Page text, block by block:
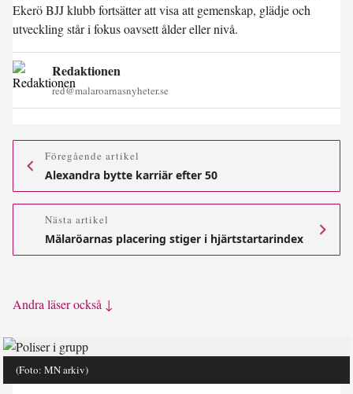
Ekerö BJJ klubb fortsätter att visa att gemenskap, glädje och
utveckling står i fokus oavsett ålder eller nivå.
Redaktionen
red@malaroarnasnyheter.se
Föregående artikel
Alexandra bytte karriär efter 50
Nästa artikel
Mälaröarnas placering stiger i hjärtstartarindex
Andra läser också ↓
(Foto: MN arkiv)